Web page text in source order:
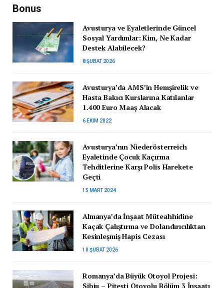
Bonus
Avusturya ve Eyaletlerinde Güncel
Sosyal Yardımlar: Kim, Ne Kadar
Destek Alabilecek?
8 ŞUBAT 2026
Avusturya’da AMS’in Hemşirelik ve
Hasta Bakıcı Kurslarına Katılanlar
1.400 Euro Maaş Alacak
6 EKIM 2022
Avusturya’nın Niederösterreich
Eyaletinde Çocuk Kaçırma
Tehditlerine Karşı Polis Harekete
Geçti
15 MART 2024
Almanya’da İnşaat Müteahhidine
Kaçak Çalıştırma ve Dolandırıcılıktan
Kesinleşmiş Hapis Cezası
10 ŞUBAT 2026
Romanya’da Büyük Otoyol Projesi:
Sibiu – Pitești Otoyolu Bölüm 3 İnşaatı